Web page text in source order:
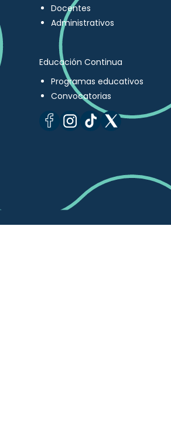
Docentes
Administrativos
Educación Continua
Programas educativos
Convocatorias